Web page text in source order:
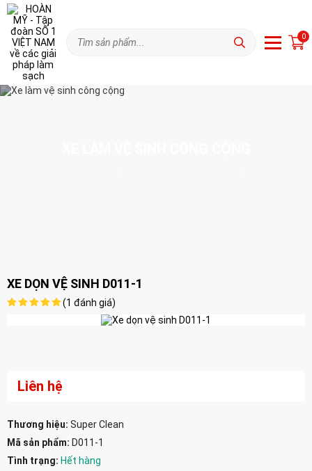
0
XE DỌN VỆ SINH D011-1
(1 đánh giá)
Liên hệ
Thương hiệu: Super Clean
Mã sản phẩm: D011-1
Tình trạng: Hết hàng